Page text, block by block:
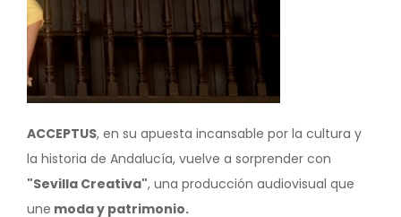
ACCEPTUS, en su apuesta incansable por la cultura y
la historia de Andalucía, vuelve a sorprender con
"Sevilla Creativa", una producción audiovisual que
une moda y patrimonio.